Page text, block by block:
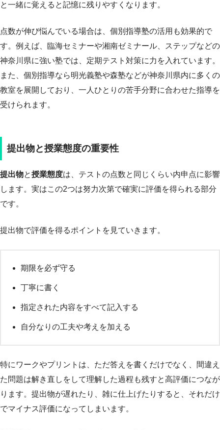
と一緒に覚えると記憶に残りやすくなります。
点数が伸び悩んでいる場合は、個別指導塾の活用も効果的で
す。例えば、臨海セミナーや湘南ゼミナール、ステップなどの
神奈川県に強い塾では、定期テスト対策に力を入れています。
また、個別指導なら明光義塾や森塾などが神奈川県内に多くの
教室を展開しており、一人ひとりの苦手分野に合わせた指導を
受けられます。
提出物と授業態度の重要性
提出物と授業態度は、テストの点数と同じくらい内申点に影響
します。実はこの2つは努力次第で確実に評価を得られる部分
です。
提出物で評価を得るポイントを見ていきます。
期限を必ず守る
丁寧に書く
指定された内容をすべて記入する
自分なりの工夫や考えを加える
特にワークやプリントは、ただ答えを書くだけでなく、間違え
た問題は解き直しをして理解した過程も残すと高評価につなが
ります。提出物が遅れたり、雑に仕上げたりすると、それだけ
でマイナス評価になってしまいます。